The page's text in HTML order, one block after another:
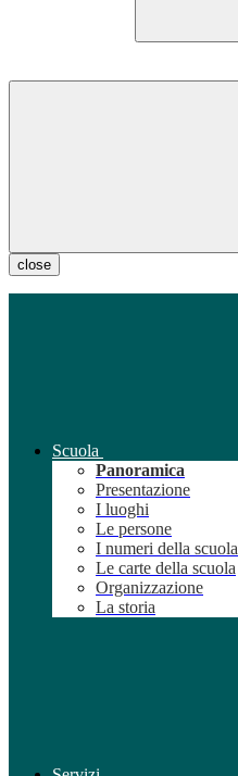
close
Scuola
Panoramica
Presentazione
I luoghi
Le persone
I numeri della scuola
Le carte della scuola
Organizzazione
La storia